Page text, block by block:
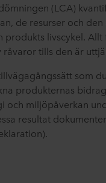
(LCA)
de resurser och
produkts livscykel. Allt
råvaror tills den är
som
produkternas
och miljöpåverkan
resultat